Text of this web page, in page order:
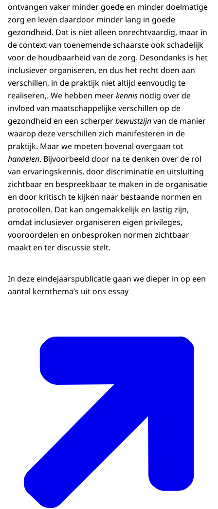
ontvangen vaker minder goede en minder doelmatige
zorg en leven daardoor minder lang in goede
gezondheid. Dat is niet alleen onrechtvaardig, maar in
de context van toenemende schaarste ook schadelijk
voor de houdbaarheid van de zorg. Desondanks is het
inclusiever organiseren, en dus het recht doen aan
verschillen, in de praktijk niet altijd eenvoudig te
realiseren,. We hebben meerkennis nodig over de
invloed van maatschappelijke verschillen op de
gezondheid en een scherperbewustzijnvan de manier
waarop deze verschillen zich manifesteren in de
praktijk. Maar we moeten bovenal overgaan tot
handelen. Bijvoorbeeld door na te denken over de rol
van ervaringskennis, door discriminatie en uitsluiting
zichtbaar en bespreekbaar te maken in de organisatie
en door kritisch te kijken naar bestaande normen en
protocollen. Dat kan ongemakkelijk en lastig zijn,
omdat inclusiever organiseren eigen privileges,
vooroordelen en onbesproken normen zichtbaar
maakt en ter discussie stelt.
In deze eindejaarspublicatie gaan we dieper in op een
aantal kernthema’s uit ons essay